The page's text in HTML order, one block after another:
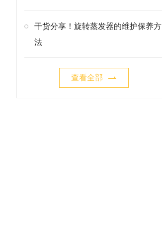
干货分享！旋转蒸发器的维护保养方
法
查看全部